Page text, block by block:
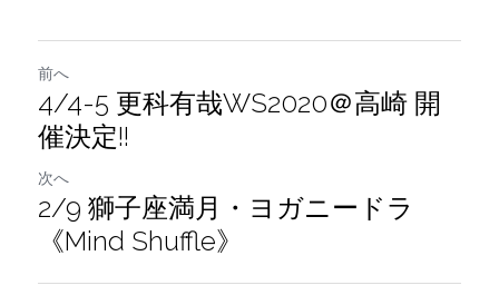
前へ
4/4-5 更科有哉WS2020＠高崎 開
催決定!!
次へ
2/9 獅子座満月・ヨガニードラ
《Mind Shuffle》